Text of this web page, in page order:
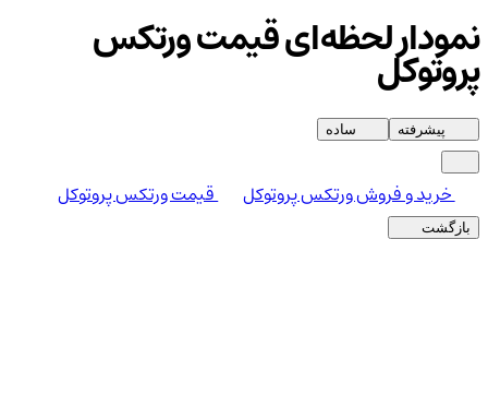
نمودار لحظه‌ای قیمت ورتکس
پروتوکل
پیشرفته ساده
خرید و فروش ورتکس پروتوکل قیمت ورتکس پروتوکل
بازگشت